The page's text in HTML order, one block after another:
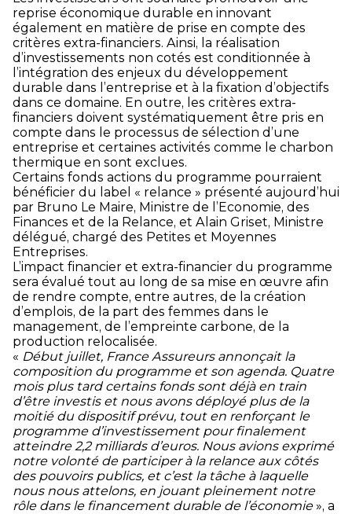
reprise économique durable en innovant
également en matière de prise en compte des
critères extra-financiers. Ainsi, la réalisation
d’investissements non cotés est conditionnée à
l’intégration des enjeux du développement
durable dans l’entreprise et à la fixation d’objectifs
dans ce domaine. En outre, les critères extra-
financiers doivent systématiquement être pris en
compte dans le processus de sélection d’une
entreprise et certaines activités comme le charbon
thermique en sont exclues.
Certains fonds actions du programme pourraient
bénéficier du label « relance » présenté aujourd’hui
par Bruno Le Maire, Ministre de l’Economie, des
Finances et de la Relance, et Alain Griset, Ministre
délégué, chargé des Petites et Moyennes
Entreprises.
L’impact financier et extra-financier du programme
sera évalué tout au long de sa mise en œuvre afin
de rendre compte, entre autres, de la création
d’emplois, de la part des femmes dans le
management, de l’empreinte carbone, de la
production relocalisée.
« Début juillet, France Assureurs annonçait la
composition du programme et son agenda. Quatre
mois plus tard certains fonds sont déjà en train
d’être investis et nous avons déployé plus de la
moitié du dispositif prévu, tout en renforçant le
programme d’investissement pour finalement
atteindre 2,2 milliards d’euros. Nous avions exprimé
notre volonté de participer à la relance aux côtés
des pouvoirs publics, et c’est la tâche à laquelle
nous nous attelons, en jouant pleinement notre
rôle dans le financement durable de l’économie», a